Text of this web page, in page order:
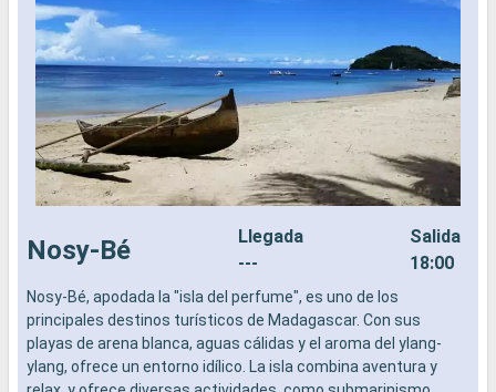
Nosy-Bé
Llegada
---
Salida
18:00
Nosy-Bé, apodada la "isla del perfume", es uno de los
principales destinos turísticos de Madagascar. Con sus
playas de arena blanca, aguas cálidas y el aroma del ylang-
ylang, ofrece un entorno idílico. La isla combina aventura y